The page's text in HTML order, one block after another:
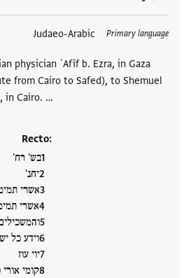
Primary language
Judaeo-Arabic
physician ʿAfīf b. Ezra, in Gaza
from Cairo to Safed), to Shemuel
in Cairo. …
Recto:
בש' רח'
יחנ'
אשרי
אשרי
וידע כל
יוי עוז
קומי
العلامات